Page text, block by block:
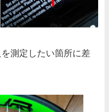
測定したい箇所に差